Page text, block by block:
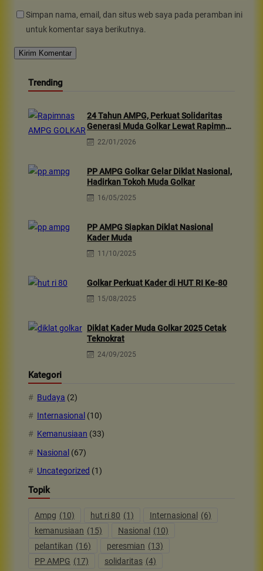
Simpan nama, email, dan situs web saya pada peramban ini
untuk komentar saya berikutnya.
Trending
24 Tahun AMPG, Perkuat Solidaritas
Generasi Muda Golkar Lewat Rapimnas
2026 & Aksi Sosial 10rb Dhuafa
22/01/2026
PP AMPG Golkar Gelar Diklat Nasional,
Hadirkan Tokoh Muda Golkar
16/05/2025
PP AMPG Siapkan Diklat Nasional
Kader Muda
11/10/2025
Golkar Perkuat Kader di HUT RI Ke-80
15/08/2025
Diklat Kader Muda Golkar 2025 Cetak
Teknokrat
24/09/2025
Kategori
Budaya (2)
Internasional (10)
Kemanusiaan (33)
Nasional (67)
Uncategorized (1)
Topik
Ampg (10) hut ri 80 (1) Internasional
(6)
kemanusiaan (15) Nasional
(10)
pelantikan (16) peresmian (13)
PP AMPG (17) solidaritas (4)